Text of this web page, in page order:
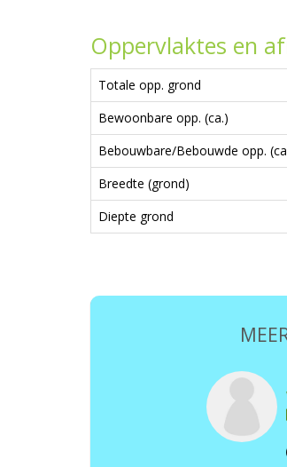
Oppervlaktes en
Totale opp. grond
Bewoonbare opp. (ca.)
Bebouwbare/Bebouwde opp.
Breedte (grond)
Diepte grond